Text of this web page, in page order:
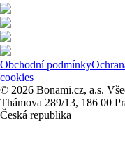
Obchodní podmínky
cookies
© 2026 Bonami.cz, a.s.
Thámova 289/13, 186 00
Česká republika